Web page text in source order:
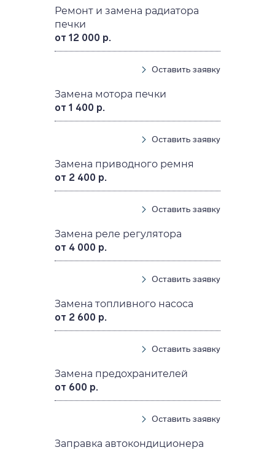
Ремонт и замена радиатора
печки
от 12 000 р.
Оставить заявку
Замена мотора печки
от 1 400 р.
Оставить заявку
Замена приводного ремня
от 2 400 р.
Оставить заявку
Замена реле регулятора
от 4 000 р.
Оставить заявку
Замена топливного насоса
от 2 600 р.
Оставить заявку
Замена предохранителей
от 600 р.
Оставить заявку
Заправка автокондиционера